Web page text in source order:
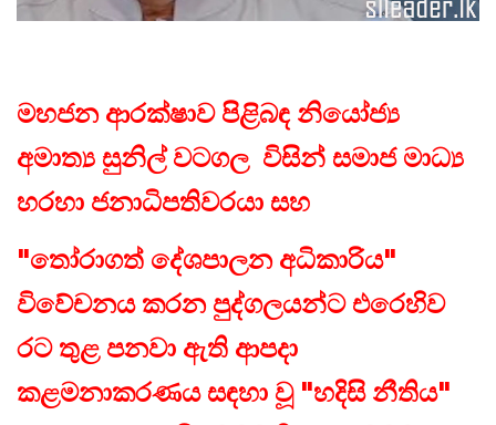
මහජන ආරක්ෂාව පිළිබඳ නියෝජ්‍ය
අමාත්‍ය සුනිල් වටගල විසින් සමාජ මාධ්‍ය
හරහා ජනාධිපතිවරයා සහ
"තෝරාගත් දේශපාලන අධිකාරිය"
විවේචනය කරන පුද්ගලයන්ට එරෙහිව
රට තුළ පනවා ඇති ආපදා
කළමනාකරණය සඳහා වූ "හදිසි නීතිය"